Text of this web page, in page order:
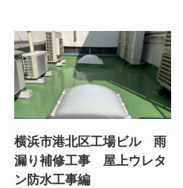
横浜市港北区工場ビル 雨
漏り補修工事 屋上ウレタ
ン防水工事編